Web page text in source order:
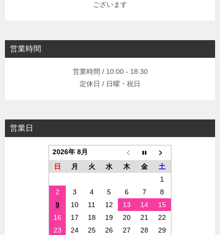
ございます
営業時間
営業時間 / 10:00 - 18:30
定休日 / 日曜・祝日
営業日
2026年 8月
日
月 火 水 木 金
土
1
2
3 4 5 6 7
8
9
10 11 12 13 14
15
16
17 18 19 20 21
22
23
24 25 26 27 28
29